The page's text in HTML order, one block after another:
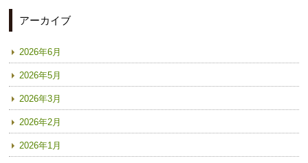
アーカイブ
2026年6月
2026年5月
2026年3月
2026年2月
2026年1月